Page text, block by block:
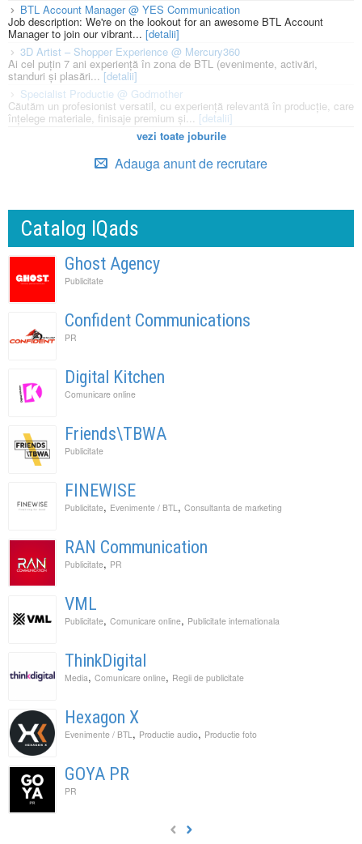
BTL Account Manager @ YES Communication
Job description: We're on the lookout for an awesome BTL Account
Manager to join our vibrant... [detalii]
3D Artist – Shopper Experience @ Mercury360
Ai cel puțin 7 ani experiență în zona de BTL (evenimente, activări,
standuri și plasări...[detalii]
Specialist Productie @ Godmother
Căutăm un profesionist versatil, cu experiență relevantă în producție, care
înțelege materiale, finisaje premium și... [detalii]
vezi toate joburile
Adauga anunt de recrutare
Catalog IQads
Ghost Agency
Publicitate
Confident Communications
PR
Digital Kitchen
Comunicare online
Friends\TBWA
Publicitate
FINEWISE
Publicitate, Evenimente / BTL , Consultanta de marketing
RAN Communication
Publicitate, PR
VML
Publicitate, Comunicare online, Publicitate internationala
ThinkDigital
Media, Comunicare online, Regii de publicitate
Hexagon X
Evenimente / BTL , Productie audio, Productie foto
GOYA PR
PR